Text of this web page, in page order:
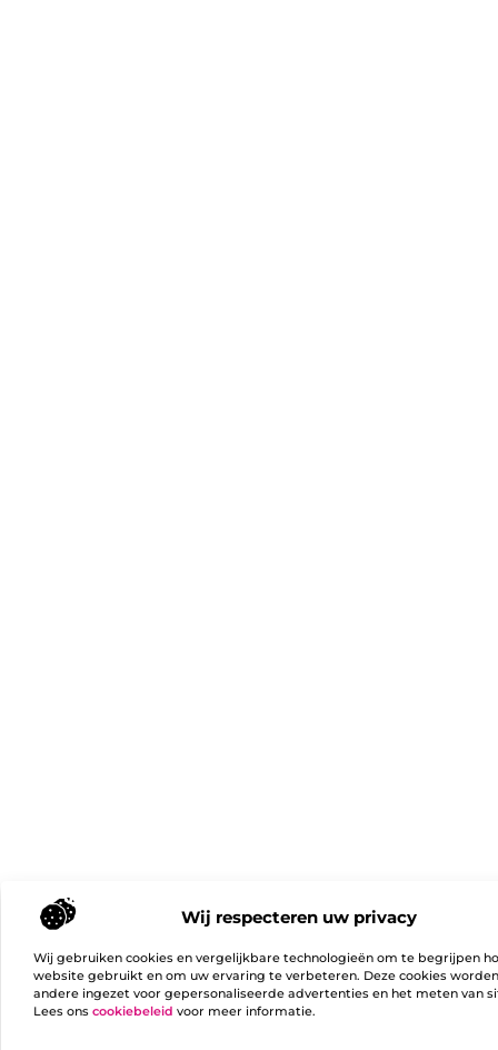
Wij respecteren uw privacy
Wij gebruiken cookies en vergelijkbare technologieën om te begrijpen
website gebruikt en om uw ervaring te verbeteren. Deze cookies
andere ingezet voor gepersonaliseerde advertenties en het meten van
Lees ons cookiebeleid voor meer informatie.